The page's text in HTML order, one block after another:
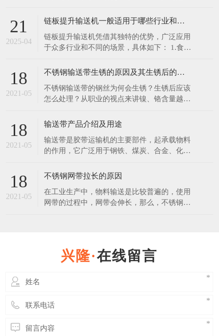
1.清洁设备：每次使用前后，都应清理输送机
表面及链板上残留的物料、灰尘和杂物。可以
使用干净的抹布擦拭设备表面，对于顽固污
渍，可使用中性清洁剂进行清洗，然后用清水
21
2025-04
链板提升输送机一般适用于哪些行业和场景呢
链板提升输送机凭借其独特的优势，广泛应用
于众多行业和不同的场景，具体如下： 1.食品
干、糖果等烘焙食品的生产，链板提升输送机
装工位，由于其能采用符合食品卫生标准的不
锈钢材质链板，可有效避免食品受到污染。在
18
2021-05
不锈钢输送带生锈的原因及其生锈后的处理办法
不锈钢输送带的钢丝为何会生锈？生锈后应该
怎么处理？从职业的视点来讲镍、铬含量越
的，放在恶劣环境下，也会生锈。 不锈钢是
钢称为不锈钢。不锈钢是在通常碳素钢中增加
一定含量的铬元素锻炼制成的。不锈钢之所以
18
2021-05
输送带产品介绍及用途
输送带是胶带运输机的主要部件，起承载物料
的作用，它广泛用于钢铁、煤炭、合金、化
载体和其运输方式相比具有操作安全、使用方
便、维修容易、运费低廉且可实现连续化，缩
短运输距离等优点。 普通输送带产品说明：
覆盖层：拉伸强度不小于15Mpa，扯断伸长度
18
2021-05
不锈钢网带拉长的原因
在工业生产中，物料输送是比较普遍的，使用
网带的过程中，网带会伸长，那么，不锈钢网
性，而这些伸长后是缩不回来的。 延伸性的
在线留言